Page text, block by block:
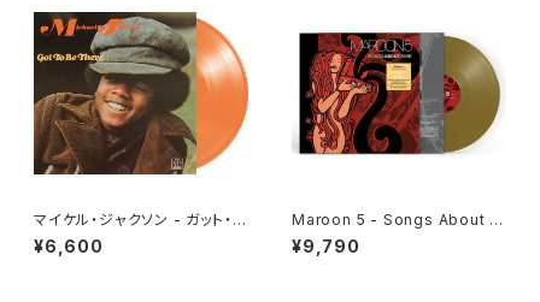
マイケル・ジャクソン - ガット・ト
ゥ・ビー・ゼア[クリア・オレンジ]
(LP重量盤)
¥6,600
Maroon 5 - Songs About J
ane[Gold Vinyl](LP)
¥9,790